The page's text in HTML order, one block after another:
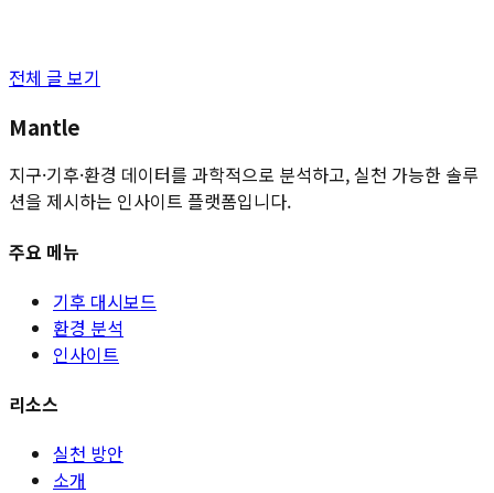
전체 글 보기
Mantle
지구·기후·환경 데이터를 과학적으로 분석하고, 실천 가능한 솔루
션을 제시하는 인사이트 플랫폼입니다.
주요 메뉴
기후 대시보드
환경 분석
인사이트
리소스
실천 방안
소개